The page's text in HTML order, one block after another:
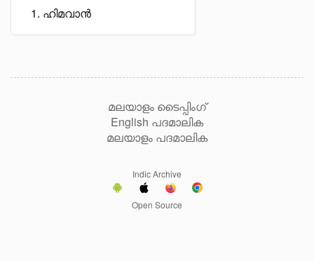
ഹിമവാൻ
മലയാളം ടൈപ്പിംഗ്
English പദമാലിക
മലയാളം പദമാലിക
Indic Archive
Open Source